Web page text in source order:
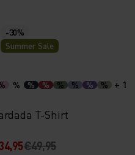
-30%
Summer Sale
% % % % % % % + 1
T-Shirt
€49,95